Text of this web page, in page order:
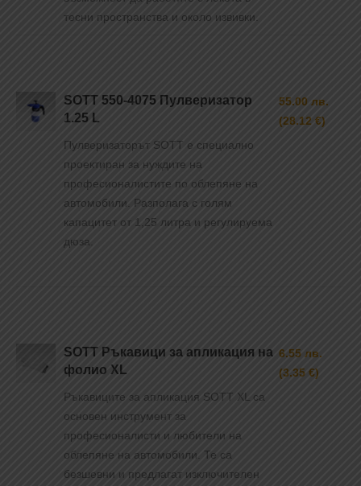
тесни пространства и около извивки.
SOTT 550-4075 Пулверизатор
1.25 L
Пулверизаторът SOTT е специално
проектиран за нуждите на
професионалистите по облепяне на
автомобили. Разполага с голям
капацитет от 1,25 литра и регулируема
дюза.
55.00 лв.
(28.12 €)
SOTT Ръкавици за апликация на
фолио XL
Ръкавиците за апликация SOTT XL са
основен инструмент за
професионалисти и любители на
облепяне на автомобили. Те са
безшевни и предлагат изключителен
6.55 лв.
(3.35 €)